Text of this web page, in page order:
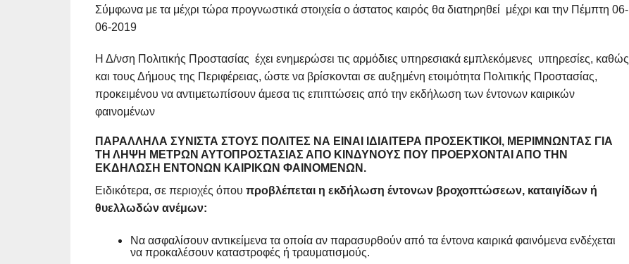
Σύμφωνα με τα μέχρι τώρα προγνωστικά στοιχεία ο άστατος καιρός θα διατηρηθεί μέχρι και την Πέμπτη 06-
06-2019
Η Δ/νση Πολιτικής Προστασίας έχει ενημερώσει τις αρμόδιες υπηρεσιακά εμπλεκόμενες υπηρεσίες, καθώς
και τους Δήμους της Περιφέρειας, ώστε να βρίσκονται σε αυξημένη ετοιμότητα Πολιτικής Προστασίας,
προκειμένου να αντιμετωπίσουν άμεσα τις επιπτώσεις από την εκδήλωση των έντονων καιρικών
φαινομένων
ΠΑΡΆΛΛΗΛΑ ΣΥΝΙΣΤΆ ΣΤΟΥΣ ΠΟΛΊΤΕΣ ΝΑ ΕΊΝΑΙ ΙΔΙΑΊΤΕΡΑ ΠΡΟΣΕΚΤΙΚΟΊ, ΜΕΡΙΜΝΏΝΤΑΣ ΓΙΑ
ΤΗ ΛΉΨΗ ΜΈΤΡΩΝ ΑΥΤΟΠΡΟΣΤΑΣΊΑΣ ΑΠΌ ΚΙΝΔΎΝΟΥΣ ΠΟΥ ΠΡΟΈΡΧΟΝΤΑΙ ΑΠΌ ΤΗΝ
ΕΚΔΉΛΩΣΗ ΈΝΤΟΝΩΝ ΚΑΙΡΙΚΏΝ ΦΑΙΝΟΜΈΝΩΝ.
Ειδικότερα, σε περιοχές όπου προβλέπεται η εκδήλωση έντονων βροχοπτώσεων, καταιγίδων ή
θυελλωδών ανέμων:
Να ασφαλίσουν αντικείμενα τα οποία αν παρασυρθούν από τα έντονα καιρικά φαινόμενα ενδέχεται
να προκαλέσουν καταστροφές ή τραυματισμούς.